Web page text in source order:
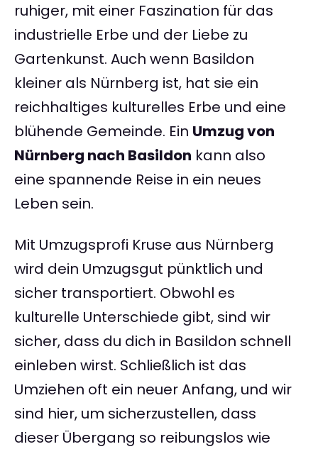
ruhiger, mit einer Faszination für das
industrielle Erbe und der Liebe zu
Gartenkunst. Auch wenn Basildon
kleiner als Nürnberg ist, hat sie ein
reichhaltiges kulturelles Erbe und eine
blühende Gemeinde. Ein Umzug von
Nürnberg nach Basildon kann also
eine spannende Reise in ein neues
Leben sein.
Mit Umzugsprofi Kruse aus Nürnberg
wird dein Umzugsgut pünktlich und
sicher transportiert. Obwohl es
kulturelle Unterschiede gibt, sind wir
sicher, dass du dich in Basildon schnell
einleben wirst. Schließlich ist das
Umziehen oft ein neuer Anfang, und wir
sind hier, um sicherzustellen, dass
dieser Übergang so reibungslos wie